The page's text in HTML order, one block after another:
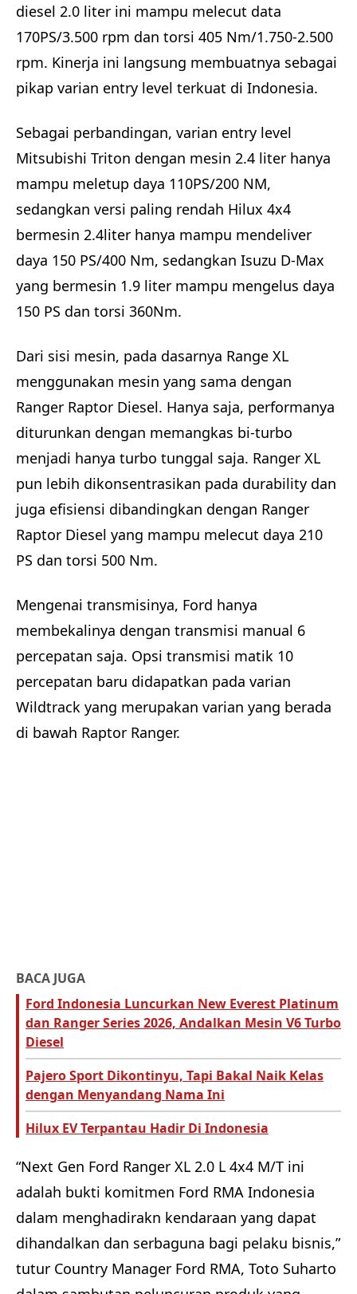
diesel 2.0 liter ini mampu melecut data
170PS/3.500 rpm dan torsi 405 Nm/1.750-2.500
rpm. Kinerja ini langsung membuatnya sebagai
pikap varian entry level terkuat di Indonesia.
Sebagai perbandingan, varian entry level
Mitsubishi Triton dengan mesin 2.4 liter hanya
mampu meletup daya 110PS/200 NM,
sedangkan versi paling rendah Hilux 4x4
bermesin 2.4liter hanya mampu mendeliver
daya 150 PS/400 Nm, sedangkan Isuzu D-Max
yang bermesin 1.9 liter mampu mengelus daya
150 PS dan torsi 360Nm.
Dari sisi mesin, pada dasarnya Range XL
menggunakan mesin yang sama dengan
Ranger Raptor Diesel. Hanya saja, performanya
diturunkan dengan memangkas bi-turbo
menjadi hanya turbo tunggal saja. Ranger XL
pun lebih dikonsentrasikan pada durability dan
juga efisiensi dibandingkan dengan Ranger
Raptor Diesel yang mampu melecut daya 210
PS dan torsi 500 Nm.
Mengenai transmisinya, Ford hanya
membekalinya dengan transmisi manual 6
percepatan saja. Opsi transmisi matik 10
percepatan baru didapatkan pada varian
Wildtrack yang merupakan varian yang berada
di bawah Raptor Ranger.
BACA JUGA
Ford Indonesia Luncurkan New Everest Platinum
dan Ranger Series 2026, Andalkan Mesin V6 Turbo
Diesel
Pajero Sport Dikontinyu, Tapi Bakal Naik Kelas
dengan Menyandang Nama Ini
Hilux EV Terpantau Hadir Di Indonesia
“Next Gen Ford Ranger XL 2.0 L 4x4 M/T ini
adalah bukti komitmen Ford RMA Indonesia
dalam menghadirakn kendaraan yang dapat
dihandalkan dan serbaguna bagi pelaku bisnis,”
tutur Country Manager Ford RMA, Toto Suharto